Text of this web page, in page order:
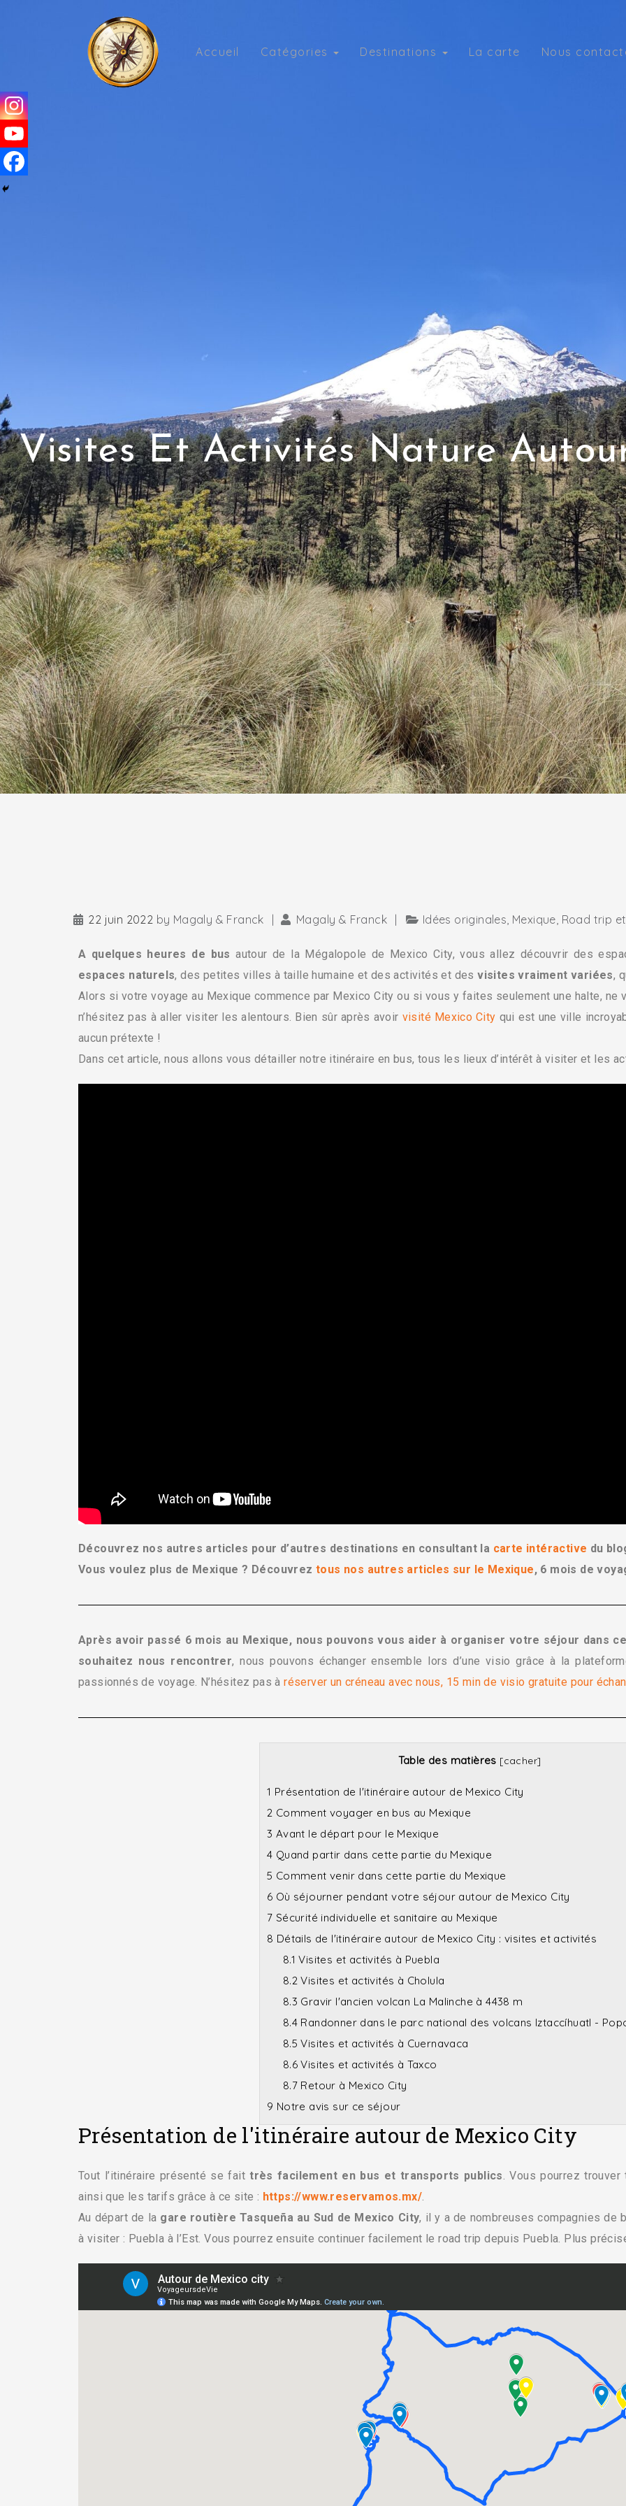
Accueil Catégories Destinations La carte Nous
Visites Et Activités Nature
22 juin 2022 by Magaly & Franck Magaly & Franck Idées originales, Mexique, Road trip
A quelques heures de bus autour de la Mégalopole de Mexico City, vous allez découvrir des
espaces naturels, des petites villes à taille humaine et des activités et desvisites vraiment variées,
Alors si votre voyage au Mexique commence par Mexico City ou si vous y faites seulement une halte,
n’hésitez pas à aller visiter les alentours. Bien sûr après avoir visité Mexico City qui est une ville
aucun prétexte !
Dans cet article, nous allons vous détailler notre itinéraire en bus, tous les lieux d’intérêt à visiter et les
Découvrez nos autres articles pour d’autres destinations en consultant la carte intéractive du
Vous voulez plus de Mexique ? Découvrez tous nos autres articles sur le Mexique, 6 mois de
Après avoir passé 6 mois au Mexique, nous pouvons vous aider à organiser votre séjour dans
souhaitez nous rencontrer, nous pouvons échanger ensemble lors d’une visio grâce à la
passionnés de voyage. N’hésitez pas àréserver un créneau avec nous, 15 min de visio gratuite pour
Table des matières [cacher]
1 Présentation de l'itinéraire autour de Mexico City
2 Comment voyager en bus au Mexique
3 Avant le départ pour le Mexique
4 Quand partir dans cette partie du Mexique
5 Comment venir dans cette partie du Mexique
6 Où séjourner pendant votre séjour autour de Mexico City
7 Sécurité individuelle et sanitaire au Mexique
8 Détails de l'itinéraire autour de Mexico City : visites et activités
8.1 Visites et activités à Puebla
8.2 Visites et activités à Cholula
8.3 Gravir l'ancien volcan La Malinche à 4438 m
8.4 Randonner dans le parc national des volcans Iztaccíhuatl -
8.5 Visites et activités à Cuernavaca
8.6 Visites et activités à Taxco
8.7 Retour à Mexico City
9 Notre avis sur ce séjour
Présentation de l'itinéraire autour de Mexico City
Tout l’itinéraire présenté se faittrès facilement en bus et transports publics. Vous pourrez
ainsi que les tarifs grâce à ce site : https://www.reservamos.mx/.
Au départ de la gare routière Tasqueña au Sud de Mexico City, il y a de nombreuses compagnies de
à visiter : Puebla à l’Est. Vous pourrez ensuite continuer facilement le road trip depuis Puebla. Plus